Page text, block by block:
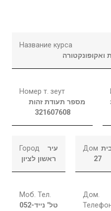
Название курса
ואקופונקטורה
Номер т. зеут
מספר תעודת זהות
321607608
Город
עיר
ראשון לציון
Дом
27
Моб. Тел.
טל' נייד052-
Дом.